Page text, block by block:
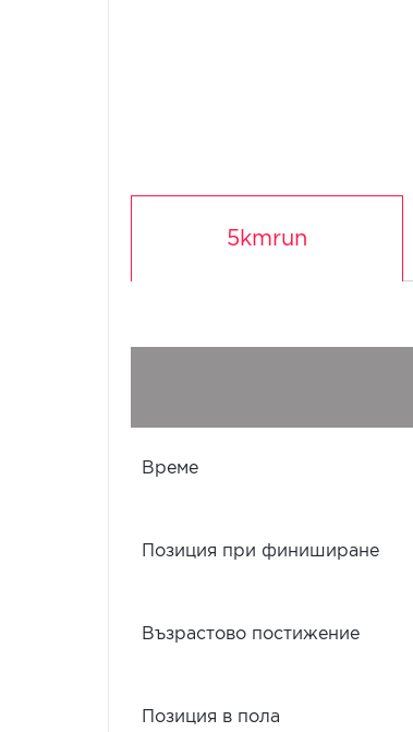
5kmrun
Време
Позиция при финиширане
Възрастово постижение
Позиция в пола